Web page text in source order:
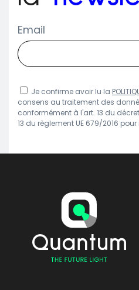
Email
Je confirme avoir lu la
consens au traitement des
conformément à l'art. 13 du
13 du règlement UE 679/2016